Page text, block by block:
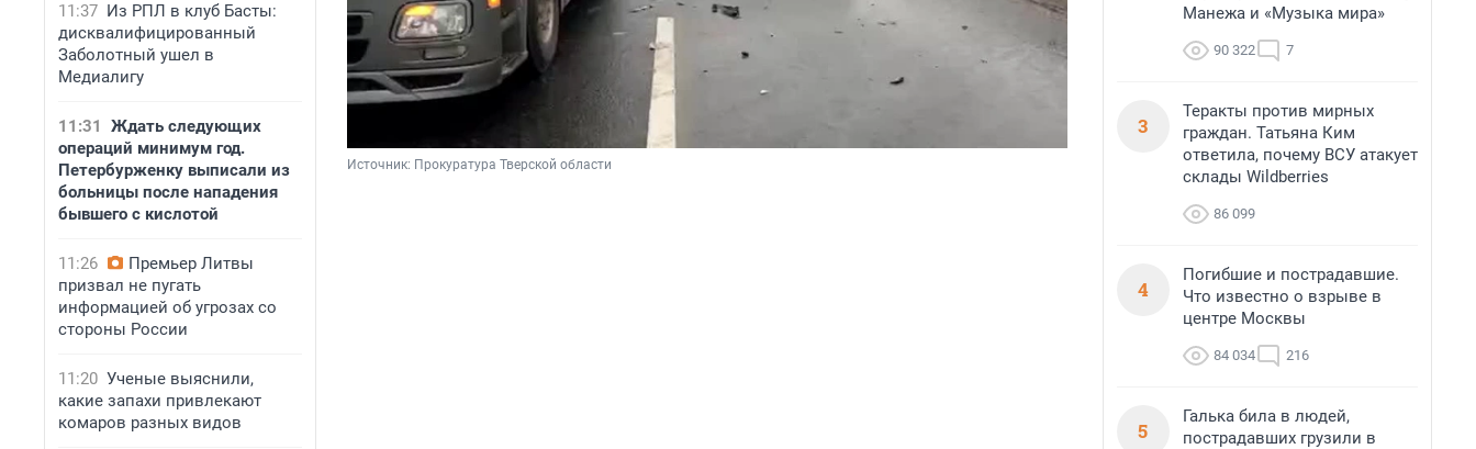
11:37 Из РПЛ в клуб Басты:
дисквалифицированный
Заболотный ушел в
Медиалигу
11:31
Ждать следующих
операций минимум год.
Петербурженку выписали из
больницы после нападения
бывшего с кислотой
11:26
Премьер Литвы
призвал не пугать
информацией об угрозах со
стороны России
11:20 Ученые выяснили,
какие запахи привлекают
комаров разных видов
Источник: Прокуратура Тверской области
Манежа и «Музыка мира»
90 322 7
3
Теракты против мирных
граждан. Татьяна Ким
ответила, почему ВСУ атакует
склады Wildberries
86 099
4
Погибшие и пострадавшие.
Что известно о взрыве в
центре Москвы
84 034 216
5
Галька била в людей,
пострадавших грузили в